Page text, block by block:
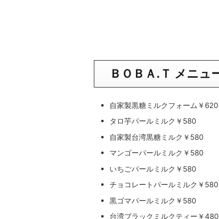
ＢＯＢＡ.Ｔ メニュ
自家製黒糖ミルクフォーム￥620
タロ芋パールミルク￥580
自家製台湾黒糖ミルク￥580
マンゴーパールミルク￥580
いちごパールミルク￥580
チョコレートパールミルク￥580
黒ゴマパールミルク￥580
台湾ブラックミルクティー￥480